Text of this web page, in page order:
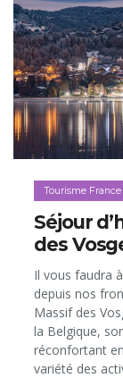
Tourisme France
Séjour
des
Il vous faudra
depuis nos
Massif des
la Belgique,
réconfortant
variété des